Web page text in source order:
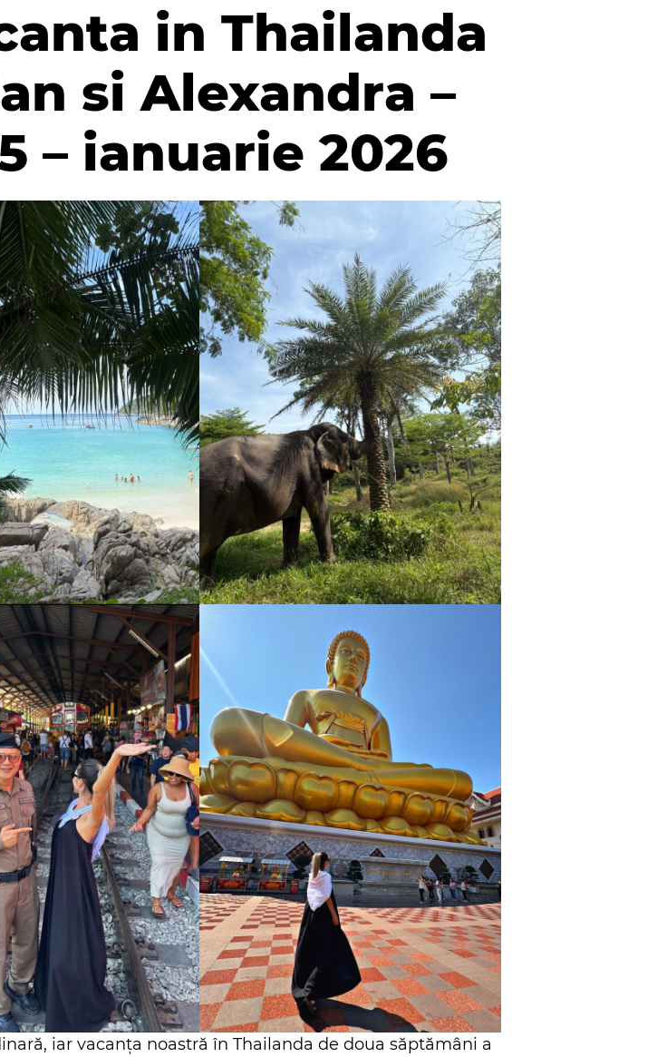
in Thailanda
si Alexandra –
– ianuarie 2026
iar vacanța noastră în Thailanda de doua săptămâni a